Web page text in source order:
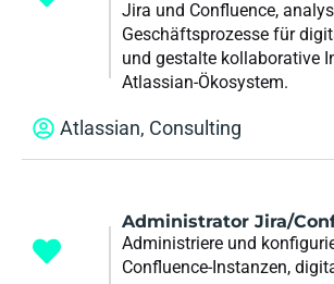
Jira und Confluence,
Geschäftsprozesse für
und gestalte kollaborative
Atlassian-Ökosystem.
Atlassian, Consulting
Administrator Jira/
Administriere und
Confluence-Instanzen,